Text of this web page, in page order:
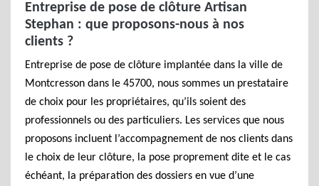
Entreprise de pose de clôture Artisan
Stephan : que proposons-nous à nos
clients ?
Entreprise de pose de clôture implantée dans la ville de
Montcresson dans le 45700, nous sommes un prestataire
de choix pour les propriétaires, qu’ils soient des
professionnels ou des particuliers. Les services que nous
proposons incluent l’accompagnement de nos clients dans
le choix de leur clôture, la pose proprement dite et le cas
échéant, la préparation des dossiers en vue d’une